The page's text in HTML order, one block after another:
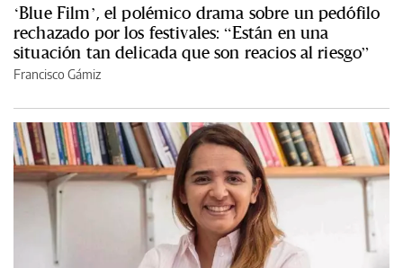
‘Blue Film’, el polémico drama sobre un pedófilo
rechazado por los festivales: “Están en una
situación tan delicada que son reacios al riesgo”
Francisco Gámiz